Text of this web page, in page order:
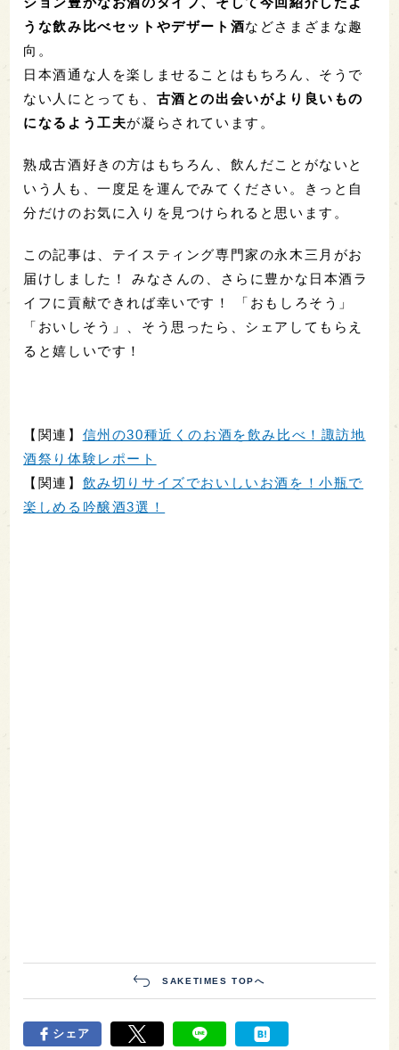
うな飲み比べセットやデザート酒などさまざまな趣
向。
日本酒通な人を楽しませることはもちろん、そうで
ない人にとっても、 古酒との出会いがより良いもの
になるよう工夫が凝らされています。
熟成古酒好きの方はもちろん、飲んだことがないと
いう人も、一度足を運んでみてください。きっと自
分だけのお気に入りを見つけられると思います。
この記事は、テイスティング専門家の永木三月がお
届けしました！ みなさんの、さらに豊かな日本酒ラ
イフに貢献できれば幸いです！ 「おもしろそう」
「おいしそう」、そう思ったら、シェアしてもらえ
ると嬉しいです！
【関連】 信州の30種近くのお酒を飲み比べ！諏訪地
酒祭り体験レポート
【関連】 飲み切りサイズでおいしいお酒を！小瓶で
楽しめる吟醸酒3選！
SAKETIMES TOPへ
シェア